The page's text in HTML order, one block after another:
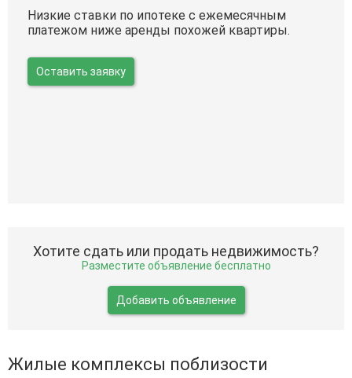
Низкие ставки по ипотеке с ежемесячным
платежом ниже аренды похожей квартиры.
Оставить заявку
Хотите сдать или продать недвижимость?
Разместите объявление бесплатно
Добавить объявление
Жилые комплексы поблизости